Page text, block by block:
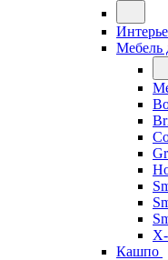
Мебель
Кашпо